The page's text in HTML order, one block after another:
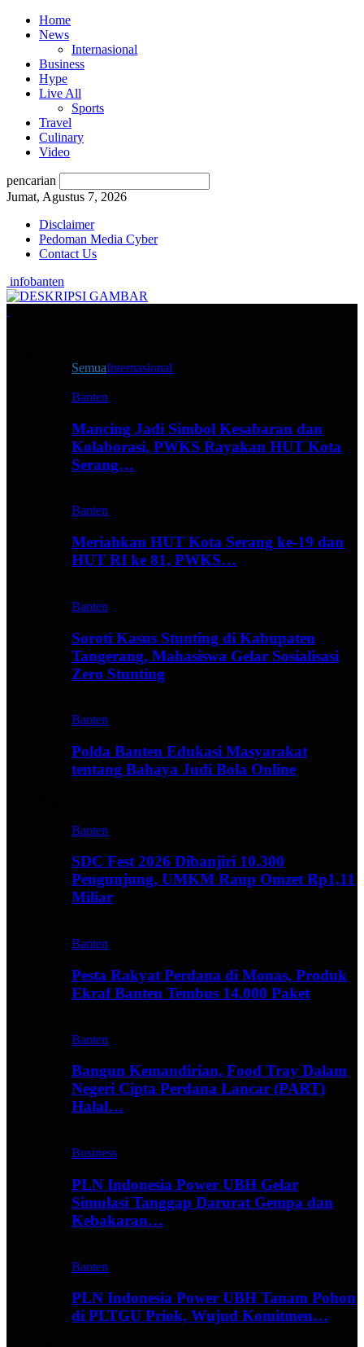
Home
News
Internasional
Business
Hype
Live All
Sports
Travel
Culinary
Video
pencarian
Jumat, Agustus 7, 2026
Disclaimer
Pedoman Media Cyber
Contact Us
infobanten
SemuaInternasional
Banten
Mancing Jadi Simbol Kesabaran dan
Kolaborasi, PWKS Rayakan HUT Kota
Serang…
Banten
Meriahkan HUT Kota Serang ke-19 dan
HUT RI ke 81, PWKS…
Banten
Soroti Kasus Stunting di Kabupaten
Tangerang, Mahasiswa Gelar Sosialisasi
Zero Stunting
Banten
Polda Banten Edukasi Masyarakat
tentang Bahaya Judi Bola Online
Banten
SDC Fest 2026 Dibanjiri 10.300
Pengunjung, UMKM Raup Omzet Rp1,11
Miliar
Banten
Pesta Rakyat Perdana di Monas, Produk
Ekraf Banten Tembus 14.000 Paket
Banten
Bangun Kemandirian, Food Tray Dalam
Negeri Cipta Perdana Lancar (PART)
Halal…
Business
PLN Indonesia Power UBH Gelar
Simulasi Tanggap Darurat Gempa dan
Kebakaran…
Banten
PLN Indonesia Power UBH Tanam Pohon
di PLTGU Priok, Wujud Komitmen…